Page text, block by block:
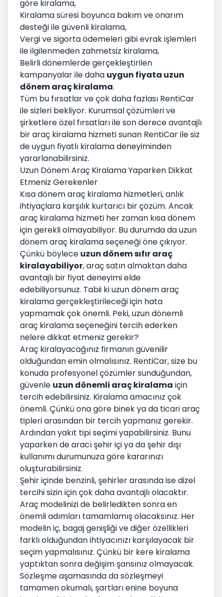
göre kiralama,
Kiralama süresi boyunca bakım ve onarım
desteği ile güvenli kiralama,
Vergi ve sigorta ödemeleri gibi evrak işlemleri
ile ilgilenmeden zahmetsiz kiralama,
Belirli dönemlerde gerçekleştirilen
kampanyalar ile daha uygun fiyata uzun
dönem araç kiralama.
Tüm bu fırsatlar ve çok daha fazlası RentiCar
ile sizleri bekliyor. Kurumsalçözümleri ve
şirketlere özel fırsatları ile son derece avantajlı
bir araç kiralama hizmeti sunan RentiCar ile siz
de uygun fiyatlı kiralama deneyiminden
yararlanabilirsiniz.
Uzun Dönem Araç Kiralama Yaparken Dikkat
Etmeniz Gerekenler
Kısa dönem araç kiralama hizmetleri, anlık
ihtiyaçlara karşılık kurtarıcı bir çözüm. Ancak
araç kiralama hizmeti her zaman kısa dönem
için gerekli olmayabiliyor. Bu durumda da uzun
dönem araç kiralama seçeneği öne çıkıyor.
Çünkü böylece uzun dönem sıfır araç
kiralayabiliyor, araç satın almaktan daha
avantajlı bir fiyat deneyimi elde
edebiliyorsunuz. Tabii ki uzun dönem araç
kiralama gerçekleştirileceği için hata
yapmamak çok önemli. Peki, uzun dönemli
araç kiralama seçeneğini tercih ederken
nelere dikkat etmeniz gerekir?
Araç kiralayacağınız firmanın güvenilir
olduğundan emin olmalısınız. RentiCar, size bu
konuda profesyonel çözümler sunduğundan,
güvenle uzun dönemli araç kiralama için
tercih edebilirsiniz. Kiralama amacınız çok
önemli. Çünkü ona göre binek ya da ticari araç
tipleri arasından bir tercih yapmanız gerekir.
Ardından yakıt tipi seçimi yapabilirsiniz. Bunu
yaparken de aracı şehir içi ya da şehir dışı
kullanımı durumunuza göre kararınızı
oluşturabilirsiniz.
Şehir içinde benzinli, şehirler arasında ise dizel
tercihi sizin için çok daha avantajlı olacaktır.
Araç modelinizi de belirledikten sonra en
önemli adımları tamamlamış olacaksınız. Her
modelin iç, bagaj genişliği ve diğer özellikleri
farklı olduğundan ihtiyacınızı karşılayacak bir
seçim yapmalısınız. Çünkü bir kere kiralama
yaptıktan sonra değişim şansınız olmayacak.
Sözleşme aşamasında da sözleşmeyi
tamamen okumalı, şartları enine boyuna